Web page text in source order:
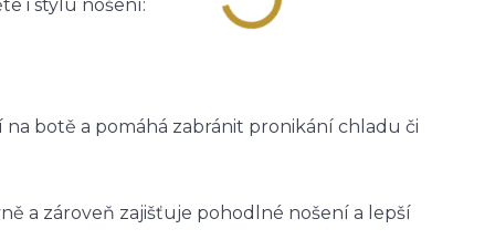
i stylu nošení:
botě a pomáhá zabránit pronikání chladu či
a zároveň zajišťuje pohodlné nošení a lepší